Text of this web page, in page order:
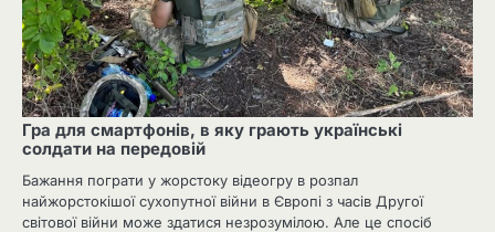
Гра для смартфонів, в яку грають українські
солдати на передовій
Бажання пограти у жорстоку відеогру в розпал
найжорстокішої сухопутної війни в Європі з часів Другої
світової війни може здатися незрозумілою. Але це спосіб